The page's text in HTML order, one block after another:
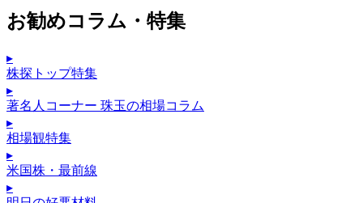
お勧めコラム・特集
▸
株探トップ特集
▸
著名人コーナー 珠玉の相場コラム
▸
相場観特集
▸
米国株・最前線
▸